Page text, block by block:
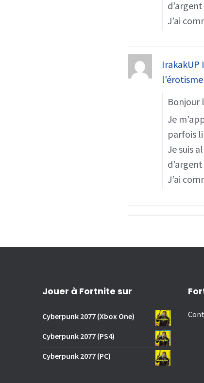
J’ai
IrakakUP
l'érotisme
Bonjour
Je
parfois
Je suis
J’ai
Jouer à Fortnite sur
Cyberpunk 2077 (Xbox One)
Cyberpunk 2077 (PS4)
Cyberpunk 2077 (PC)